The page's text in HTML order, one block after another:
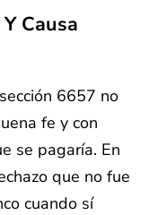
Causa
6657 no
fe y con
se pagaría. En
que no fue
cuando sí